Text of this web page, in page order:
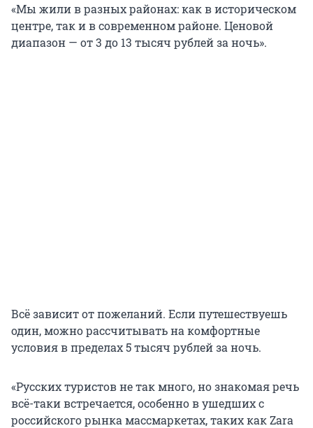
«Мы жили в разных районах: как в историческом
центре, так и в современном районе. Ценовой
диапазон — от 3 до 13 тысяч рублей за ночь».
Всё зависит от пожеланий. Если путешествуешь
один, можно рассчитывать на комфортные
условия в пределах 5 тысяч рублей за ночь.
«Русских туристов не так много, но знакомая речь
всё-таки встречается, особенно в ушедших с
российского рынка массмаркетах, таких как Zara